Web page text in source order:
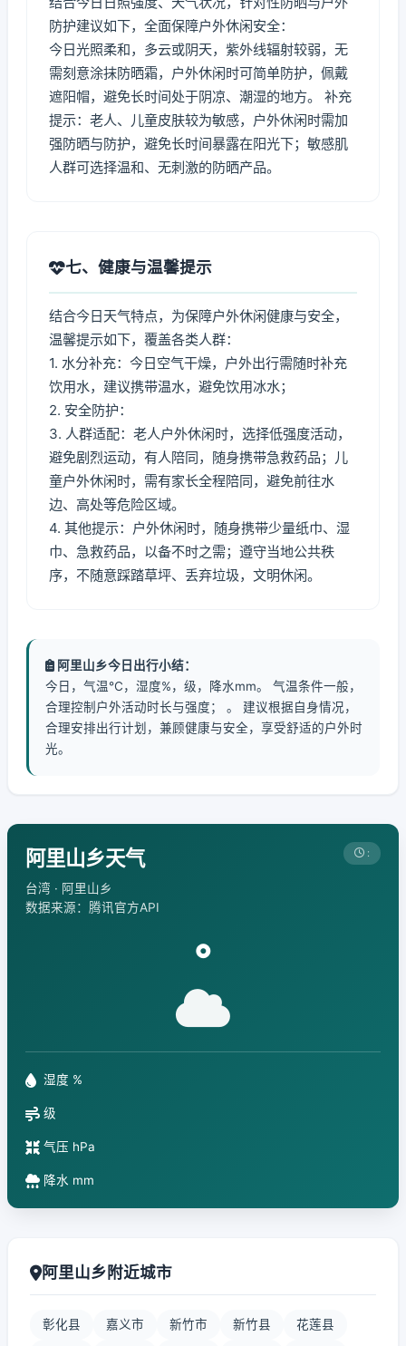
防护建议如下，全面保障户外休闲安全：
今日光照柔和，多云或阴天，紫外线辐射较弱，无
需刻意涂抹防晒霜，户外休闲时可简单防护，佩戴
遮阳帽，避免长时间处于阴凉、潮湿的地方。 补充
提示：老人、儿童皮肤较为敏感，户外休闲时需加
强防晒与防护，避免长时间暴露在阳光下；敏感肌
人群可选择温和、无刺激的防晒产品。
七、健康与温馨提示
结合今日天气特点，为保障户外休闲健康与安全，
温馨提示如下，覆盖各类人群：
1. 水分补充：今日空气干燥，户外出行需随时补充
饮用水，建议携带温水，避免饮用冰水；
2. 安全防护：
3. 人群适配：老人户外休闲时，选择低强度活动，
避免剧烈运动，有人陪同，随身携带急救药品；儿
童户外休闲时，需有家长全程陪同，避免前往水
边、高处等危险区域。
4. 其他提示：户外休闲时，随身携带少量纸巾、湿
巾、急救药品，以备不时之需；遵守当地公共秩
序，不随意踩踏草坪、丢弃垃圾，文明休闲。
阿里山乡今日出行小结：
今日，气温℃，湿度%，级，降水mm。 气温条件一般，
合理控制户外活动时长与强度； 。 建议根据自身情况，
合理安排出行计划，兼顾健康与安全，享受舒适的户外时
光。
阿里山乡天气
台湾 · 阿里山乡
数据来源：腾讯官方API
:
°
湿度 %
级
气压 hPa
降水 mm
阿里山乡附近城市
彰化县 嘉义市 新竹市 新竹县 花莲县